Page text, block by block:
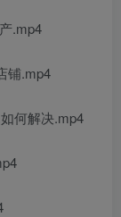
.mp4
铺.mp4
何解决.mp4